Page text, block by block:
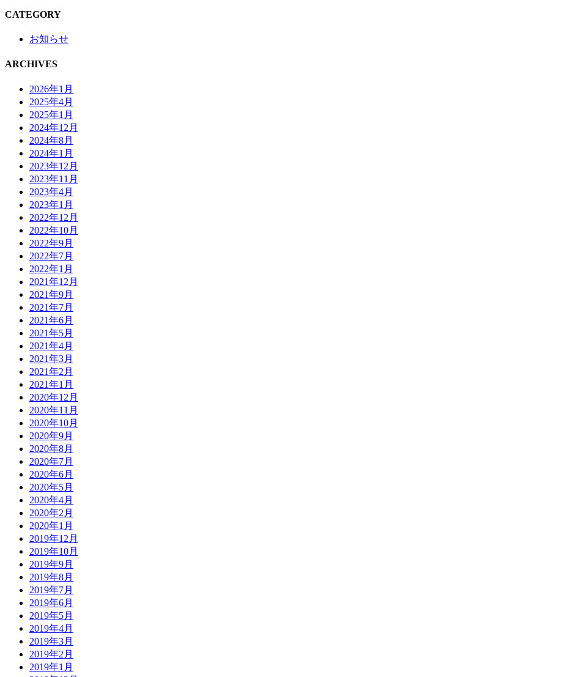
CATEGORY
お知らせ
ARCHIVES
2026年1月
2025年4月
2025年1月
2024年12月
2024年8月
2024年1月
2023年12月
2023年11月
2023年4月
2023年1月
2022年12月
2022年10月
2022年9月
2022年7月
2022年1月
2021年12月
2021年9月
2021年7月
2021年6月
2021年5月
2021年4月
2021年3月
2021年2月
2021年1月
2020年12月
2020年11月
2020年10月
2020年9月
2020年8月
2020年7月
2020年6月
2020年5月
2020年4月
2020年2月
2020年1月
2019年12月
2019年10月
2019年9月
2019年8月
2019年7月
2019年6月
2019年5月
2019年4月
2019年3月
2019年2月
2019年1月